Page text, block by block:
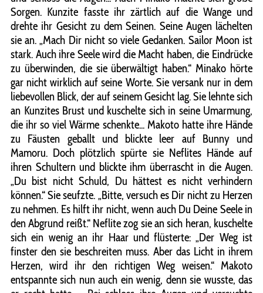
Sorgen. Kunzite fasste ihr zärtlich auf die Wange und
drehte ihr Gesicht zu dem Seinen. Seine Augen lächelten
sie an. „Mach Dir nicht so viele Gedanken. Sailor Moon ist
stark. Auch ihre Seele wird die Macht haben, die Eindrücke
zu überwinden, die sie überwältigt haben.“ Minako hörte
gar nicht wirklich auf seine Worte. Sie versank nur in dem
liebevollen Blick, der auf seinem Gesicht lag. Sie lehnte sich
an Kunzites Brust und kuschelte sich in seine Umarmung,
die ihr so viel Wärme schenkte... Makoto hatte ihre Hände
zu Fäusten geballt und blickte leer auf Bunny und
Mamoru. Doch plötzlich spürte sie Neflites Hände auf
ihren Schultern und blickte ihm überrascht in die Augen.
„Du bist nicht Schuld, Du hättest es nicht verhindern
können.“ Sie seufzte. „Bitte, versuch es Dir nicht zu Herzen
zu nehmen. Es hilft ihr nicht, wenn auch Du Deine Seele in
den Abgrund reißt.“ Neflite zog sie an sich heran, kuschelte
sich ein wenig an ihr Haar und flüsterte: „Der Weg ist
finster den sie beschreiten muss. Aber das Licht in ihrem
Herzen, wird ihr den richtigen Weg weisen.“ Makoto
entspannte sich nun auch ein wenig, denn sie wusste, das